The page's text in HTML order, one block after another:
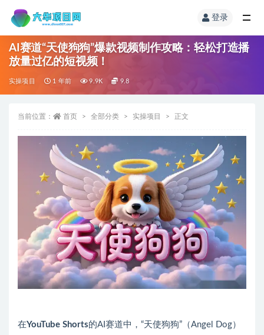
登录
AI赛道“天使狗狗”爆款视频制作攻略：轻松打造播
放量过亿的短视频！
实操项目 1 年前 9.9K 9.8
当前位置： 首页 全部分类 实操项目 正文
在YouTube Shorts的AI赛道中，“天使狗狗”（Angel Dog）